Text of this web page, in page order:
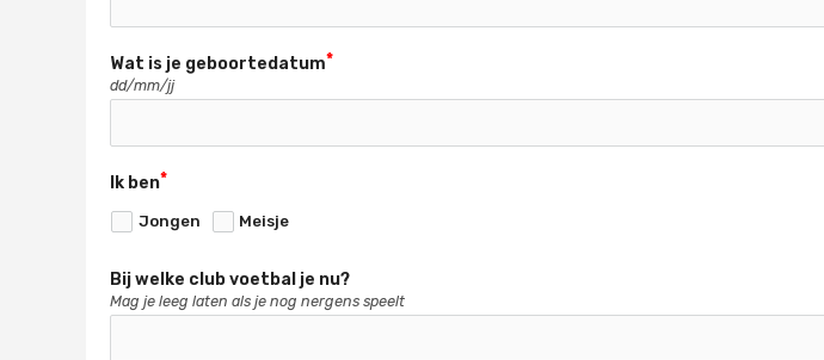
Wat is je geboortedatum
dd/mm/jj
Ik ben
Jongen Meisje
Bij welke club voetbal je nu?
Mag je leeg laten als je nog nergens speelt